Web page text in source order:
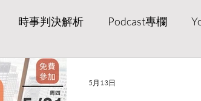
時事判決解析 Podcast專欄
5月13日